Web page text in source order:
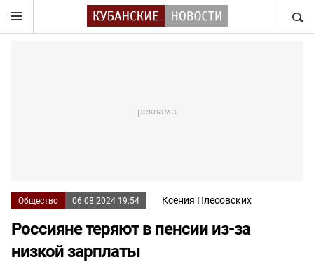
Общество 06.08.2024 19:54 Ксения Плесовских
Россияне теряют в пенсии из-за
низкой зарплаты